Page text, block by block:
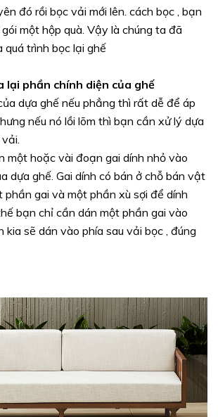
đó rồi bọc vải mới lên. cách bọc , bạn
một hộp quà. Vậy là chúng ta đã
quá trình bọc lại ghế
lại phần chính diện của ghế
dựa ghế nếu phẳng thì rất dễ để áp
nếu nó lồi lõm thì bạn cần xử lý dựa
một hoặc vài đoạn gai dính nhỏ vào
dựa ghế. Gai dính có bán ở chỗ bán vật
phần gai và một phần xù sợi để dính
bạn chỉ cần dán một phần gai vào
kia sẽ dán vào phía sau vải bọc , đúng